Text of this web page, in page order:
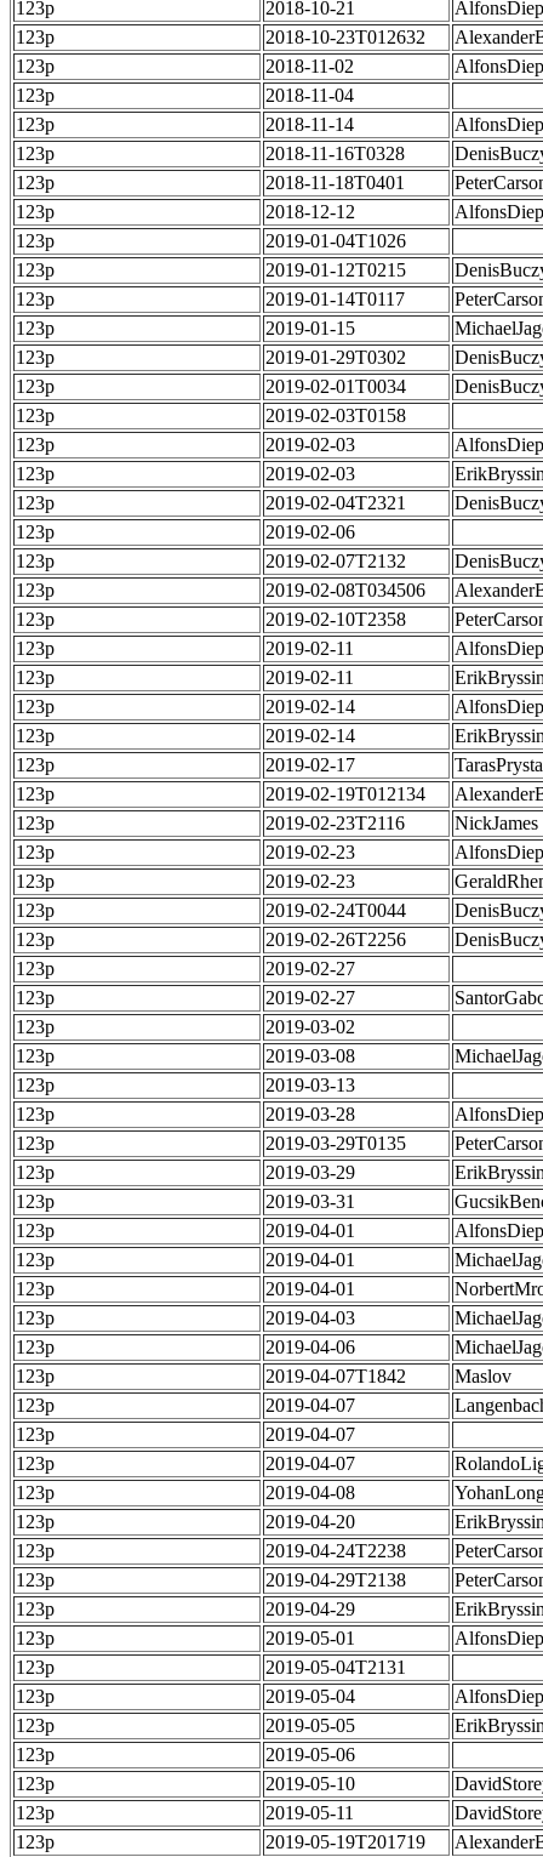
123p
2018-10-21
123p
2018-10-23T012632
123p
2018-11-02
123p
2018-11-04
123p
2018-11-14
123p
2018-11-16T0328
123p
2018-11-18T0401
123p
2018-12-12
123p
2019-01-04T1026
123p
2019-01-12T0215
123p
2019-01-14T0117
123p
2019-01-15
123p
2019-01-29T0302
123p
2019-02-01T0034
123p
2019-02-03T0158
123p
2019-02-03
123p
2019-02-03
123p
2019-02-04T2321
123p
2019-02-06
123p
2019-02-07T2132
123p
2019-02-08T034506
123p
2019-02-10T2358
123p
2019-02-11
123p
2019-02-11
123p
2019-02-14
123p
2019-02-14
123p
2019-02-17
123p
2019-02-19T012134
123p
2019-02-23T2116
NickJames
123p
2019-02-23
123p
2019-02-23
123p
2019-02-24T0044
123p
2019-02-26T2256
123p
2019-02-27
123p
2019-02-27
123p
2019-03-02
123p
2019-03-08
123p
2019-03-13
123p
2019-03-28
123p
2019-03-29T0135
123p
2019-03-29
123p
2019-03-31
123p
2019-04-01
123p
2019-04-01
123p
2019-04-01
123p
2019-04-03
123p
2019-04-06
123p
2019-04-07T1842
Maslov
123p
2019-04-07
123p
2019-04-07
123p
2019-04-07
123p
2019-04-08
123p
2019-04-20
123p
2019-04-24T2238
123p
2019-04-29T2138
123p
2019-04-29
123p
2019-05-01
123p
2019-05-04T2131
123p
2019-05-04
123p
2019-05-05
123p
2019-05-06
123p
2019-05-10
123p
2019-05-11
123p
2019-05-19T201719